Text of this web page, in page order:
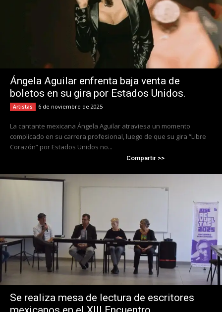
Ángela Aguilar enfrenta baja venta de
boletos en su gira por Estados Unidos.
Artistas 6 de noviembre de 2025
La cantante mexicana Ángela Aguilar atraviesa un momento
complicado en su carrera profesional, luego de que su gira “Libre
Corazón” por Estados Unidos no...
Compartir >>
Se realiza mesa de lectura de escritores